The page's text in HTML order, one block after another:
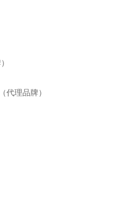
代理品牌）